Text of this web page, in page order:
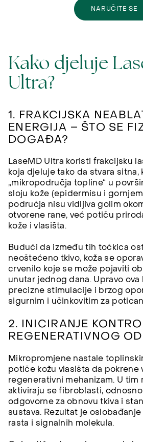
NARUČITE SE
Kako djeluje
Ultra?
1. FRAKCIJSKA
ENERGIJA – ŠTO SE
DOGAĐA?
LaseMD Ultra koristi frakcijsku
koja djeluje tako da stvara sitna,
„mikropodručja topline“ u
sloju kože (epidermisu i
područja nisu vidljiva golim
otvorene rane, već potiču
kože i vlasišta.
Budući da između tih točkica
neoštećeno tkivo, koža se
crvenilo koje se može pojaviti
unutar jednog dana. Upravo ova
precizne stimulacije i brzog
sigurnim i učinkovitim za
2. INICIRANJE
REGENERATIVNOG
Mikropromjene nastale
potiče kožu vlasišta da pokrene
regenerativni mehanizam. U
aktiviraju se fibroblasti,
odgovorne za obnovu tkiva i
sustava. Rezultat je
rasta i signalnih molekula.